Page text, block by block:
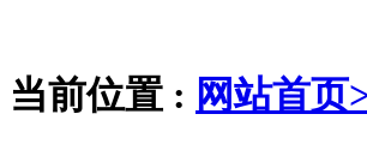
当前位置 : 网站首页